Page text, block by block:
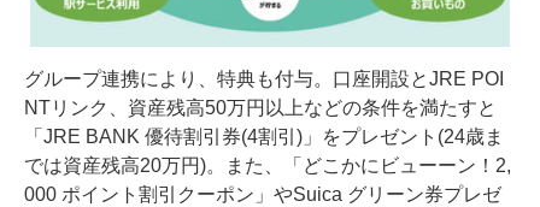
グループ連携により、特典も付与。口座開設とJRE POI
NTリンク、資産残高50万円以上などの条件を満たすと
「JRE BANK 優待割引券(4割引)」をプレゼント(24歳ま
では資産残高20万円)。また、「どこかにビューーン！2,
000 ポイント割引クーポン」やSuica グリーン券プレゼ